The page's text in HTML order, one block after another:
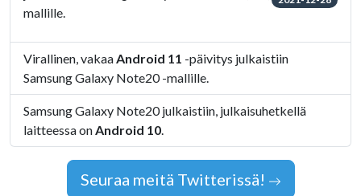
mallille.
Virallinen, vakaaAndroid 11 -päivitys julkaistiin
Samsung Galaxy Note20 -mallille.
Samsung Galaxy Note20 julkaistiin, julkaisuhetkellä
laitteessa onAndroid 10.
Seuraa meitä Twitterissä!